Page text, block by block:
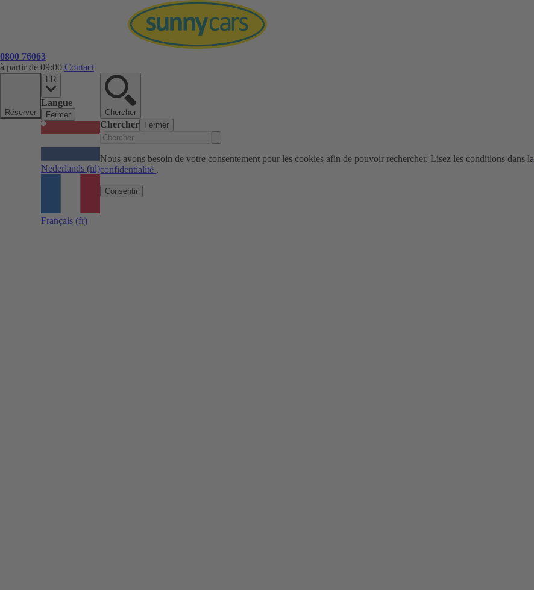
0800 76063
à partir de 09:00 Contact
Réserver
FR
Langue
Fermer
Nederlands (nl)
Français (fr)
Chercher
Chercher Fermer
Nous avons besoin de votre consentement pour les cookies afin de pouvoir rechercher. Lisez les conditions dans la
confidentialité .
Consentir